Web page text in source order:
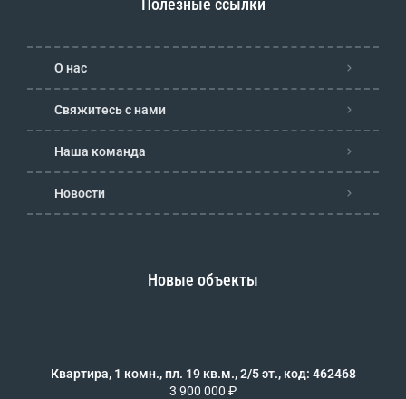
Полезные ссылки
О нас
Свяжитесь с нами
Наша команда
Новости
Новые объекты
Квартира, 1 комн., пл. 19 кв.м., 2/5 эт., код: 462468
3 900 000 ₽